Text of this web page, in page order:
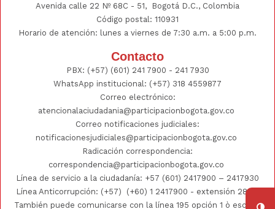
Avenida calle 22 Nº 68C - 51, Bogotá D.C., Colombia
Código postal: 110931
Horario de atención: lunes a viernes de 7:30 a.m. a 5:00 p.m.
Contacto
PBX: (+57) (601) 241 7900 - 241 7930
WhatsApp institucional: (+57) 318 4559877
Correo electrónico:
atencionalaciudadania@participacionbogota.gov.co
Correo notificaciones judiciales:
notificacionesjudiciales@participacionbogota.gov.co
Radicación correspondencia:
correspondencia@participacionbogota.gov.co
Línea de servicio a la ciudadanía: +57 (601) 2417900 – 2417930
Línea Anticorrupción: (+57)
(+60) 1 2417900 - extensión 2802;
También puede comunicarse con la línea 195 opción 1 ò escribir